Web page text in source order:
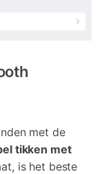
met de
tikken met
is het beste